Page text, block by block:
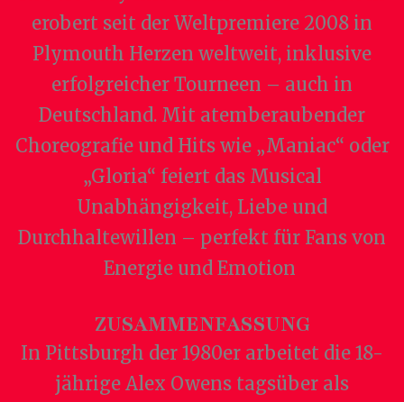
erobert seit der Weltpremiere 2008 in
Plymouth Herzen weltweit, inklusive
erfolgreicher Tourneen – auch in
Deutschland. Mit atemberaubender
Choreografie und Hits wie „Maniac“ oder
„Gloria“ feiert das Musical
Unabhängigkeit, Liebe und
Durchhaltewillen – perfekt für Fans von
Energie und Emotion
ZUSAMMENFASSUNG
In Pittsburgh der 1980er arbeitet die 18-
jährige Alex Owens tagsüber als